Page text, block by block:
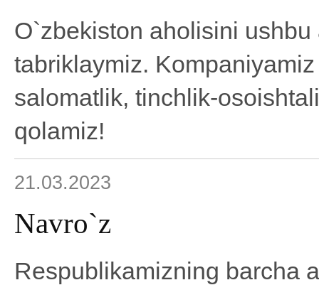
O`zbekiston aholisini
tabriklaymiz.
salomatlik, tinchlik-
qolamiz!
21.03.2023
Navro`z
Respublikamizning barcha